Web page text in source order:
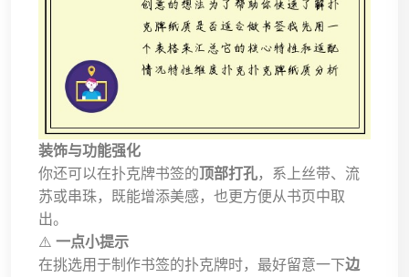
装饰与功能强化
你还可以在扑克牌书签的顶部打孔，系上丝带、流
苏或串珠，既能增添美感，也更方便从书页中取
出。
⚠️ 一点小提示
在挑选用于制作书签的扑克牌时，最好留意一下边